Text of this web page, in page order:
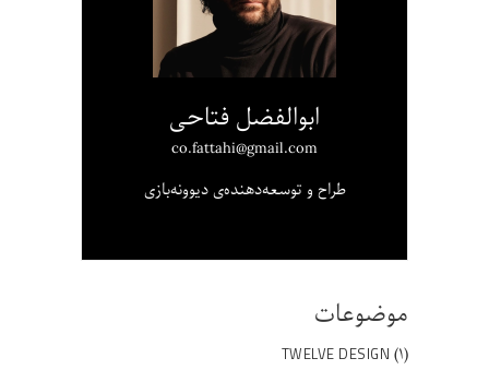
ابوالفضل فتاحی
co.fattahi@gmail.com
طراح و توسعه‌دهنده‌ی دیوونه‌بازی
موضوعات
TWELVE DESIGN (۱)